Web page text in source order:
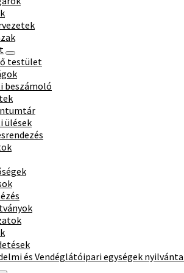
testület
beszámoló
ülések
és Vendéglátóipari egységek